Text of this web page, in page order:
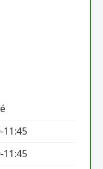
11:45
11:45